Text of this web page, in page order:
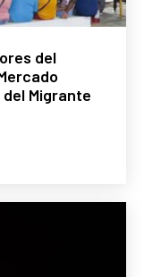
del
Migrante